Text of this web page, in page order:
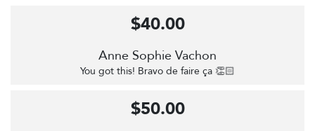
Anne Sophie Vachon
You got this! Bravo de faire ça 👏🏻
$40.00
$50.00